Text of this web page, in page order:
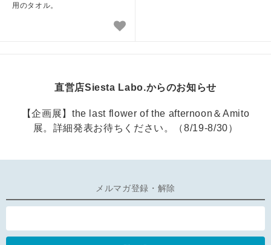
用のタオル。
直営店Siesta Labo.からのお知らせ
【企画展】the last flower of the afternoon＆Amito
展。詳細発表お待ちください。（8/19-8/30）
メルマガ登録・解除